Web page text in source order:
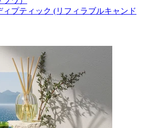
ィプティック (リフィラブルキャンド